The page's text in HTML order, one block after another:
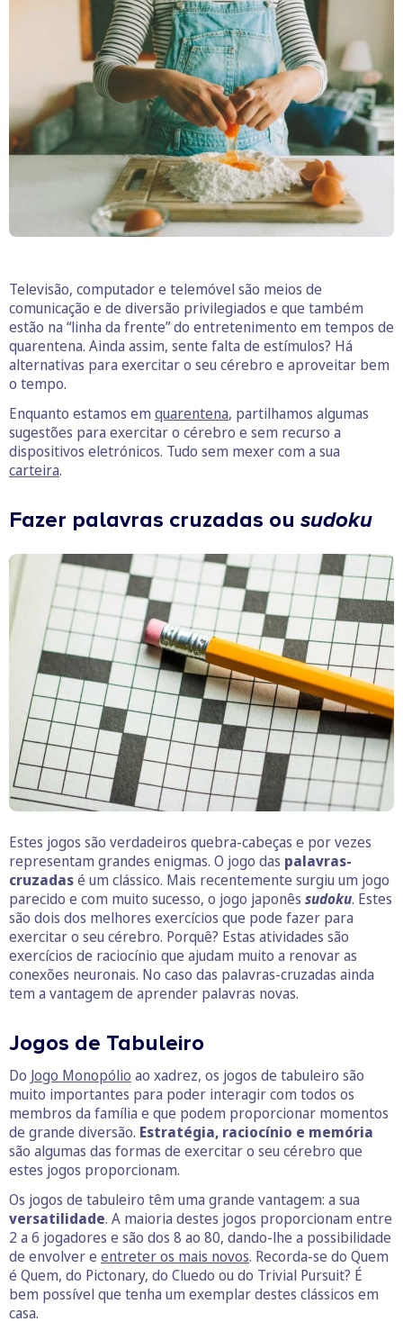
Televisão, computador e telemóvel são meios de
comunicação e de diversão privilegiados e que também
estão na “linha da frente” do entretenimento em tempos de
quarentena. Ainda assim, sente falta de estímulos? Há
alternativas para exercitar o seu cérebro e aproveitar bem
o tempo.
Enquanto estamos em quarentena, partilhamos algumas
sugestões para exercitar o cérebro e sem recurso a
dispositivos eletrónicos. Tudo sem mexer com a sua
carteira.
Fazer palavras cruzadas ou sudoku
Estes jogos são verdadeiros quebra-cabeças e por vezes
representam grandes enigmas. O jogo das palavras-
cruzadasé um clássico. Mais recentemente surgiu um jogo
parecido e com muito sucesso, o jogo japonês sudoku. Estes
são dois dos melhores exercícios que pode fazer para
exercitar o seu cérebro. Porquê? Estas atividades são
exercícios de raciocínio que ajudam muito a renovar as
conexões neuronais. No caso das palavras-cruzadas ainda
tem a vantagem de aprender palavras novas.
Jogos de Tabuleiro
Do Jogo Monopólio ao xadrez, os jogos de tabuleiro são
muito importantes para poder interagir com todos os
membros da família e que podem proporcionar momentos
de grande diversão. Estratégia, raciocínio e memória
são algumas das formas de exercitar o seu cérebro que
estes jogos proporcionam.
Os jogos de tabuleiro têm uma grande vantagem: a sua
versatilidade. A maioria destes jogos proporcionam entre
2 a 6 jogadores e são dos 8 ao 80, dando-lhe a possibilidade
de envolver e entreter os mais novos. Recorda-se do Quem
é Quem, do Pictonary, do Cluedo ou do Trivial Pursuit? É
bem possível que tenha um exemplar destes clássicos em
casa.